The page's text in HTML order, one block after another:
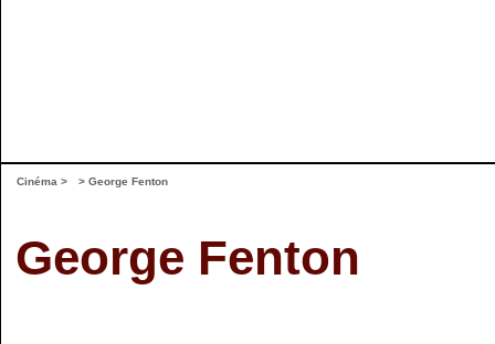
Cinéma > > George Fenton
George Fenton